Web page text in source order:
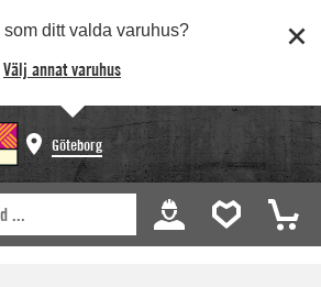
som ditt valda varuhus?
Välj annat varuhus
Göteborg